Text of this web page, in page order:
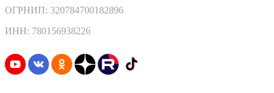
ОГРНИП: 320784700182896
ИНН: 780156938226